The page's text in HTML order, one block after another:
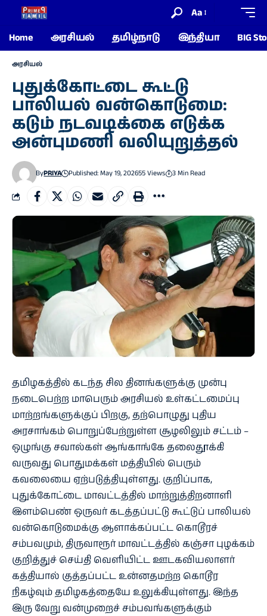
Aa
Home
அரசியல் தமிழ்நாடு இந்தியா BIG
அரசியல்
புதுக்கோட்டை கூட்டு
பாலியல் வன்கொடுமை:
கடும் நடவடிக்கை எடுக்க
அன்புமணி வலியுறுத்தல்
ByPRIYA Published: May 19, 202655 Views 3 Min Read
தமிழகத்தில் கடந்த சில தினங்களுக்கு முன்பு
நடைபெற்ற மாபெரும் அரசியல் உள்கட்டமைப்பு
மாற்றங்களுக்குப் பிறகு, தற்பொழுது புதிய
அரசாங்கம் பொறுப்பேற்றுள்ள சூழலிலும் சட்டம் –
ஒழுங்கு சவால்கள் ஆங்காங்கே தலைதூக்கி
வருவது பொதுமக்கள் மத்தியில் பெரும்
கவலையை ஏற்படுத்தியுள்ளது. குறிப்பாக,
புதுக்கோட்டை மாவட்டத்தில் மாற்றுத்திறனாளி
இளம்பெண் ஒருவர் கடத்தப்பட்டு கூட்டுப் பாலியல்
வன்கொடுமைக்கு ஆளாக்கப்பட்ட கொடூரச்
சம்பவமும், திருவாரூர் மாவட்டத்தில் கஞ்சா புழக்கம்
குறித்துச் செய்தி வெளியிட்ட ஊடகவியலாளர்
கத்தியால் குத்தப்பட்ட உன்னதமற்ற கொடூர
நிகழ்வும் தமிழகத்தையே உலுக்கியுள்ளது. இந்த
இரு வேறு வன்முறைச் சம்பவங்களுக்கும்